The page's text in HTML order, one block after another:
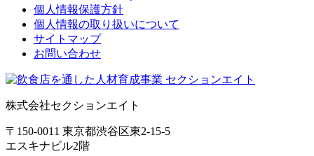
個人情報保護方針
個人情報の取り扱いについて
サイトマップ
お問い合わせ
株式会社セクションエイト
〒150-0011 東京都渋谷区東2-15-5
エスキナビル2階